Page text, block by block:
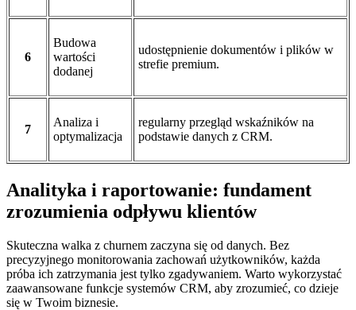
6
Budowa
wartości
dodanej
udostępnienie dokumentów i plików w
strefie premium.
7
Analiza i
optymalizacja
regularny przegląd wskaźników na
podstawie danych z CRM.
Analityka i raportowanie: fundament
zrozumienia odpływu klientów
Skuteczna walka z churnem zaczyna się od danych. Bez
precyzyjnego monitorowania zachowań użytkowników, każda
próba ich zatrzymania jest tylko zgadywaniem. Warto wykorzystać
zaawansowane funkcje systemów CRM, aby zrozumieć, co dzieje
się w Twoim biznesie.